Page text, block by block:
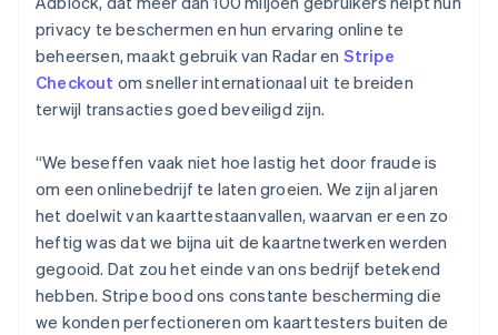
privacy te beschermen en hun ervaring online te
beheersen, maakt gebruik van Radar en Stripe
Checkout om sneller internationaal uit te breiden
terwijl transacties goed beveiligd zijn.
“We beseffen vaak niet hoe lastig het door fraude is
om een onlinebedrijf te laten groeien. We zijn al jaren
het doelwit van kaarttestaanvallen, waarvan er een zo
heftig was dat we bijna uit de kaartnetwerken werden
gegooid. Dat zou het einde van ons bedrijf betekend
hebben. Stripe bood ons constante bescherming die
we konden perfectioneren om kaarttesters buiten de
English
Portugal
PortuguêsEnglish
Roemenië
English
Singapore
Slovenië
EnglishItaliano
Slowakije
English
Spanje
Español English
Thailand
ไทยEnglish